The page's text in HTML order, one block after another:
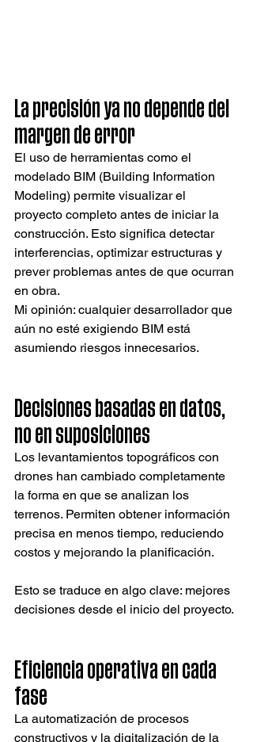
La precisión ya no depende del
margen de error
El uso de herramientas como el
modelado BIM (Building Information
Modeling) permite visualizar el
proyecto completo antes de iniciar la
construcción. Esto significa detectar
interferencias, optimizar estructuras y
prever problemas antes de que ocurran
en obra.
Mi opinión: cualquier desarrollador que
aún no esté exigiendo BIM está
asumiendo riesgos innecesarios.
Decisiones basadas en datos,
no en suposiciones
Los levantamientos topográficos con
drones han cambiado completamente
la forma en que se analizan los
terrenos. Permiten obtener información
precisa en menos tiempo, reduciendo
costos y mejorando la planificación.
Esto se traduce en algo clave: mejores
decisiones desde el inicio del proyecto.
Eficiencia operativa en cada
fase
La automatización de procesos
constructivos y la digitalización de la